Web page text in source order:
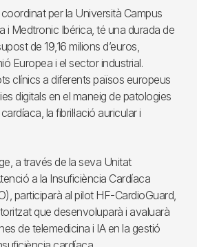
per la Università Campus
i Medtronic Ibérica, té una durada de
de 19,16 milions d’euros,
Europea i el sector industrial.
clínics a diferents països europeus
digitals en el maneig de patologies
la fibril·lació auricular i
a través de la seva Unitat
a la Insuficiència Cardíaca
participarà al pilot HF-CardioGuard,
que desenvoluparà i avaluarà
de telemedicina i IA en la gestió